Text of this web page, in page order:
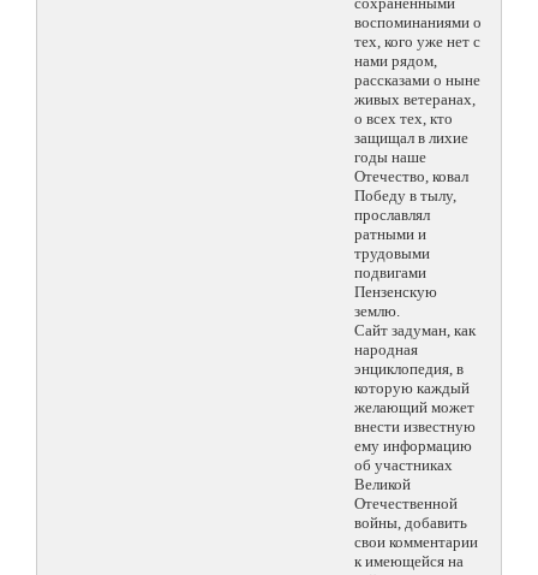
воспоминаниями о
тех, кого уже нет с
нами рядом,
рассказами о ныне
живых ветеранах,
о всех тех, кто
защищал в лихие
годы наше
Отечество, ковал
Победу в тылу,
прославлял
ратными и
трудовыми
подвигами
Пензенскую
землю.
Сайт задуман, как
народная
энциклопедия, в
которую каждый
желающий может
внести известную
ему информацию
об участниках
Великой
Отечественной
войны, добавить
свои комментарии
к имеющейся на